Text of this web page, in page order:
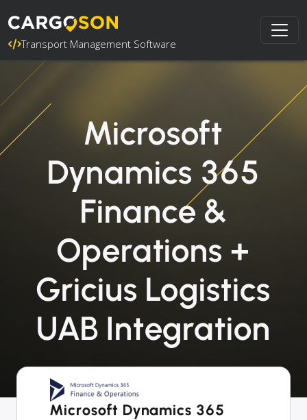
Transport Management Software
Microsoft
Dynamics 365
Finance &
Operations +
Gricius Logistics
UAB Integration
Microsoft Dynamics 365